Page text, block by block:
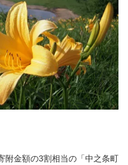
附金額の3割相当の「中之条町